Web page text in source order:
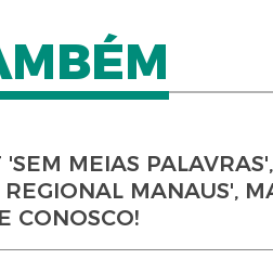
'SEM MEIAS
REGIONAL MANAUS',
CONOSCO!